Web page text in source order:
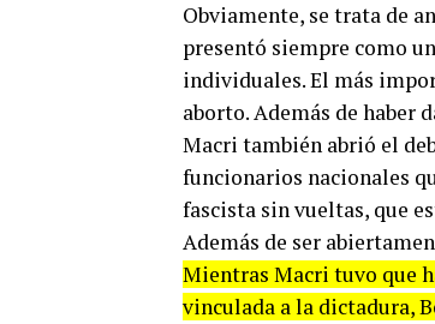
Obviamente, se trata de
presentó siempre como
individuales. El más
aborto. Además de haber
Macri también abrió el
funcionarios nacionales
fascista sin vueltas, que
Además de ser
Mientras Macri tuvo que
vinculada a la dictadura,